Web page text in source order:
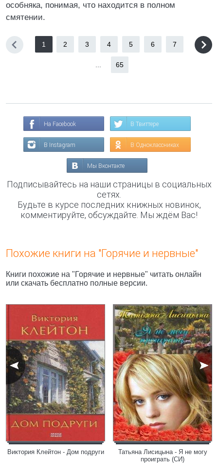
особняка, понимая, что находится в полном
смятении.
1 2 3 4 5 6 7
65
На Facebook В Твиттере
В Instagram В Одноклассниках
Мы Вконтакте
Подписывайтесь на наши страницы в социальных
сетях.
Будьте в курсе последних книжных новинок,
комментируйте, обсуждайте. Мы ждём Вас!
Похожие книги на "Горячие и нервные"
Книги похожие на "Горячие и нервные" читать онлайн
или скачать бесплатно полные версии.
Виктория Клейтон - Дом подруги
Татьяна Лисицына - Я не могу
проиграть (СИ)